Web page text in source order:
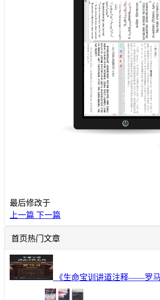
最后修改于
上一篇 下一篇
首页热门文章
《生命宝训讲道注释——罗